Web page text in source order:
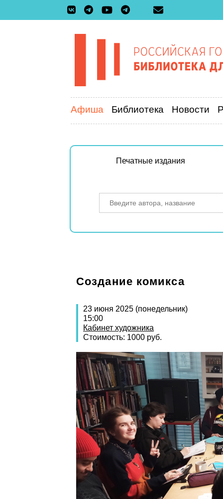
Афиша Библиотека Новости
Печатные издания
Создание комикса
23 июня 2025 (понедельник)
15:00
Кабинет художника
Стоимость: 1000 руб.